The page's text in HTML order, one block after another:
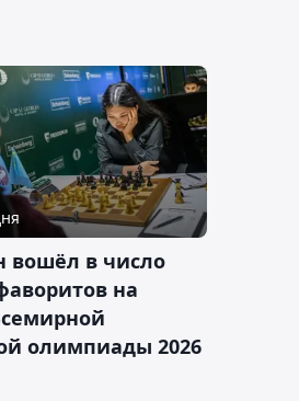
вошёл в число
на
олимпиады 2026